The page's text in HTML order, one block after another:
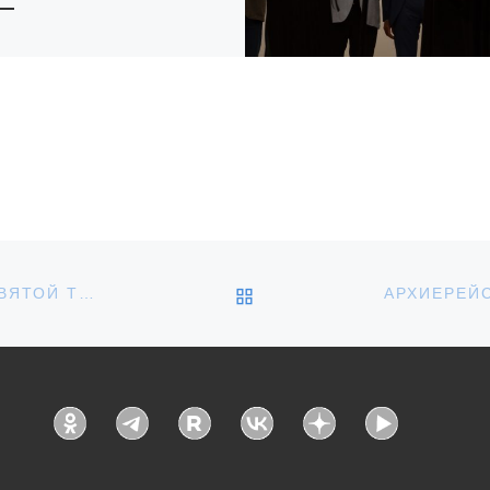
АРХИЕРЕЙСКОЕ БОГОСЛУЖЕНИЕ В ПРАЗДНИК СВЯТОЙ ТРОИЦЫ ОБРАТНО К СПИСКУ